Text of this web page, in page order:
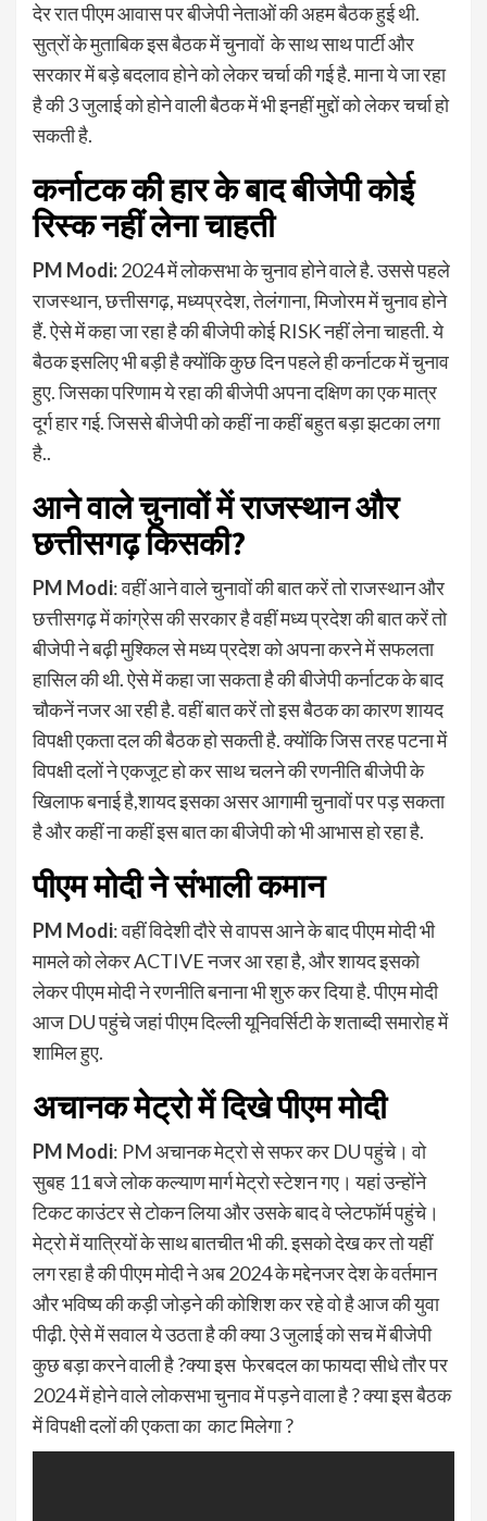
देर रात पीएम आवास पर बीजेपी नेताओं की अहम बैठक हुई थी.
सुत्रों के मुताबिक इस बैठक में चुनावों के साथ साथ पार्टी और
सरकार में बड़े बदलाव होने को लेकर चर्चा की गई है. माना ये जा रहा
है की 3 जुलाई को होने वाली बैठक में भी इनहीं मुद्दों को लेकर चर्चा हो
सकती है.
कर्नाटक की हार के बाद बीजेपी कोई
रिस्क नहीं लेना चाहती
PM Modi:2024 में लोकसभा के चुनाव होने वाले है. उससे पहले
राजस्थान, छत्तीसगढ़, मध्यप्रदेश, तेलंगाना, मिजोरम में चुनाव होने
हैं. ऐसे में कहा जा रहा है की बीजेपी कोई RISK नहीं लेना चाहती. ये
बैठक इसलिए भी बड़ी है क्योंकि कुछ दिन पहले ही कर्नाटक में चुनाव
हुए. जिसका परिणाम ये रहा की बीजेपी अपना दक्षिण का एक मात्र
दूर्ग हार गई. जिससे बीजेपी को कहीं ना कहीं बहुत बड़ा झटका लगा
है..
आने वाले चुनावों में राजस्थान और
छत्तीसगढ़ किसकी?
PM Modi: वहीं आने वाले चुनावों की बात करें तो राजस्थान और
छत्तीसगढ़ में कांग्रेस की सरकार है वहीं मध्य प्रदेश की बात करें तो
बीजेपी ने बढ़ी मुश्किल से मध्य प्रदेश को अपना करने में सफलता
हासिल की थी. ऐसे में कहा जा सकता है की बीजेपी कर्नाटक के बाद
चौकनें नजर आ रही है. वहीं बात करें तो इस बैठक का कारण शायद
विपक्षी एकता दल की बैठक हो सकती है. क्योंकि जिस तरह पटना में
विपक्षी दलों ने एकजूट हो कर साथ चलने की रणनीति बीजेपी के
खिलाफ बनाई है,शायद इसका असर आगामी चुनावों पर पड़ सकता
है और कहीं ना कहीं इस बात का बीजेपी को भी आभास हो रहा है.
पीएम मोदी ने संभाली कमान
PM Modi: वहीं विदेशी दौरे से वापस आने के बाद पीएम मोदी भी
मामले को लेकर ACTIVE नजर आ रहा है, और शायद इसको
लेकर पीएम मोदी ने रणनीति बनाना भी शुरु कर दिया है. पीएम मोदी
आज DU पहुंचे जहां पीएम दिल्ली यूनिवर्सिटी के शताब्दी समारोह में
शामिल हुए.
अचानक मेट्रो में दिखे पीएम मोदी
PM Modi: PM अचानक मेट्रो से सफर कर DU पहुंचे। वो
सुबह 11 बजे लोक कल्याण मार्ग मेट्रो स्टेशन गए। यहां उन्होंने
टिकट काउंटर से टोकन लिया और उसके बाद वे प्लेटफॉर्म पहुंचे।
मेट्रो में यात्रियों के साथ बातचीत भी की. इसको देख कर तो यहीं
लग रहा है की पीएम मोदी ने अब 2024 के मद्देनजर देश के वर्तमान
और भविष्य की कड़ी जोड़ने की कोशिश कर रहे वो है आज की युवा
पीढ़ी. ऐसे में सवाल ये उठता है की क्या 3 जुलाई को सच में बीजेपी
कुछ बड़ा करने वाली है ?क्या इस फेरबदल का फायदा सीधे तौर पर
2024 में होने वाले लोकसभा चुनाव में पड़ने वाला है ? क्या इस बैठक
में विपक्षी दलों की एकता का काट मिलेगा ?